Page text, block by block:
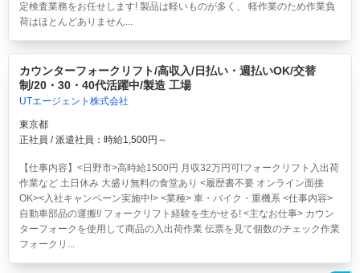
定検査業務をお任せします! 製品は軽いものが多く、 軽作業のため作業負
荷はほとんどありません...
カウンターフォークリフト/高収入/日払い・週払いOK/交替
制/20・30・40代活躍中/製造 工場
UTエージェント株式会社
東京都
正社員 / 派遣社員：時給1,500円～
【仕事内容】<日野市>高時給1500円 月収32万円可!フォークリフト入出荷
作業など 土日休み 大盛り無料の食堂あり <履歴書不要 オンライン面接
OK><入社キャンペーン実施中!> <業種> 車・バイク・重機系 <仕事内容>
自動車部品の運搬!/ フォークリフト経験を生かせる! <主なお仕事> カウン
ターフォークを使用して商品の入出荷作業 伝票を見て個数のチェック作業
フォークリ...